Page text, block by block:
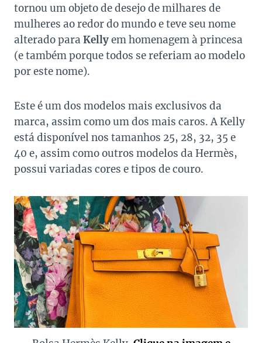
tornou um objeto de desejo de milhares de
mulheres ao redor do mundo e teve seu nome
alterado para Kellyem homenagem à princesa
(e também porque todos se referiam ao modelo
por este nome).
Este é um dos modelos mais exclusivos da
marca, assim como um dos mais caros. A Kelly
está disponível nos tamanhos 25, 28, 32, 35 e
40 e, assim como outros modelos da Hermès,
possui variadas cores e tipos de couro.